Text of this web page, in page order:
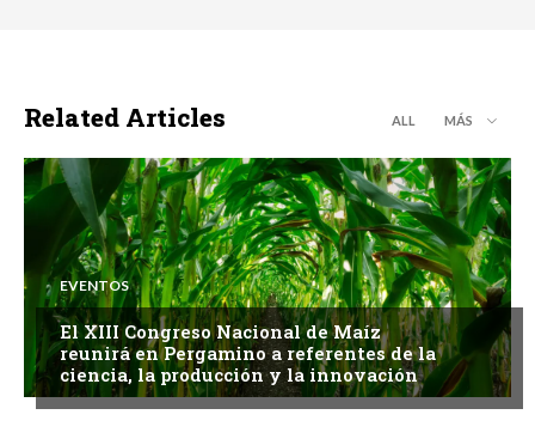
Related Articles ALL MÁS
EVENTOS
El XIII Congreso Nacional de Maíz
reunirá en Pergamino a referentes de la
ciencia, la producción y la innovación